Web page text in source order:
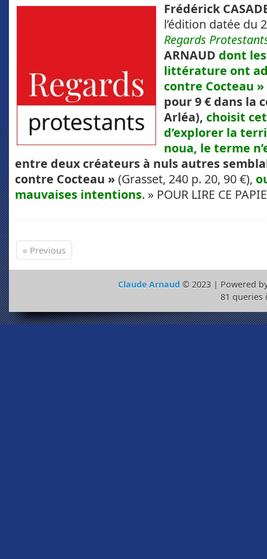
Frédérick
l’édition datée du
Regards
ARNAUD dont
littérature ont
contre Cocteau »
pour 9 € dans la
Arléa), choisit
d’explorer la
noua, le terme
entre deux créateurs à nuls autres
contre Cocteau »(Grasset, 240 p. 20, 90 €),
mauvaises intentions. » POUR LIRE CE
« Previous
Claude Arnaud © 2023 | Powered
81 queries